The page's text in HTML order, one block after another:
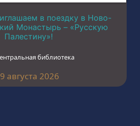
в поездку в Ново-
Монастырь – «Русскую
Палестину»!
библиотека
9 августа 2026